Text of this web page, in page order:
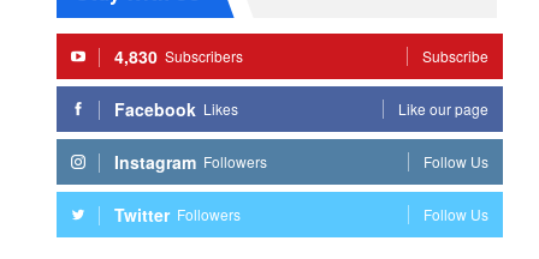
4,830 Subscribers Subscribe
Facebook Likes Like our page
Instagram Followers Follow Us
Twitter Followers Follow Us